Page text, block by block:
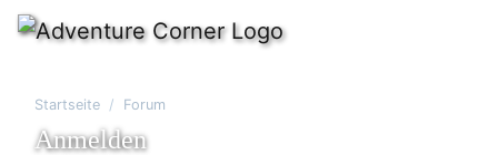
Startseite Forum
Anmelden